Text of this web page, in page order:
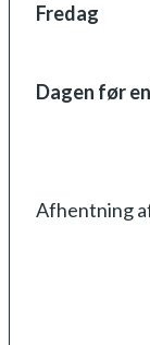
Dagen før
Afhentning